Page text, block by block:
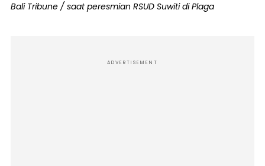
Bali Tribune / saat peresmian RSUD Suwiti di Plaga
ADVERTISEMENT